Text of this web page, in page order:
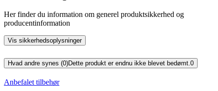
Her finder du information om generel produktsikkerhed og
producentinformation
Vis sikkerhedsoplysninger
Hvad andre synes (0)Dette produkt er endnu ikke blevet bedømt. 0
Anbefalet tilbehør